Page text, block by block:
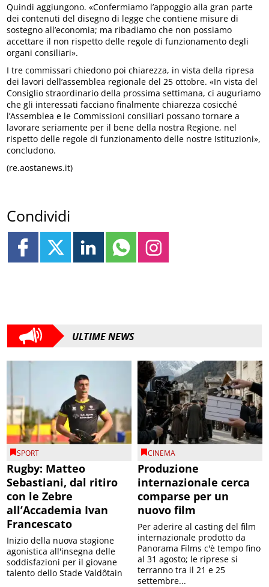
Quindi aggiungono. «Confermiamo l’appoggio alla gran parte
dei contenuti del disegno di legge che contiene misure di
sostegno all’economia; ma ribadiamo che non possiamo
accettare il non rispetto delle regole di funzionamento degli
organi consiliari».
I tre commissari chiedono poi chiarezza, in vista della ripresa
dei lavori dell’assemblea regionale del 25 ottobre. «In vista del
Consiglio straordinario della prossima settimana, ci auguriamo
che gli interessati facciano finalmente chiarezza cosicché
l’Assemblea e le Commissioni consiliari possano tornare a
lavorare seriamente per il bene della nostra Regione, nel
rispetto delle regole di funzionamento delle nostre Istituzioni»,
concludono.
(re.aostanews.it)
Condividi
ULTIME NEWS
SPORT
Rugby: Matteo
Sebastiani, dal ritiro
con le Zebre
all’Accademia Ivan
Francescato
Inizio della nuova stagione
agonistica all'insegna delle
soddisfazioni per il giovane
talento dello Stade Valdôtain
CINEMA
Produzione
internazionale cerca
comparse per un
nuovo film
Per aderire al casting del film
internazionale prodotto da
Panorama Films c'è tempo fino
al 31 agosto; le riprese si
terranno tra il 21 e 25
settembre...